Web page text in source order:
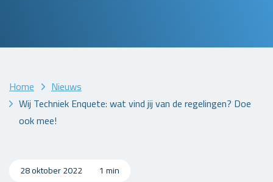
Home
Nieuws
Wij Techniek Enquete: wat vind jij van de regelingen? Doe
ook mee!
28 oktober 2022 1 min